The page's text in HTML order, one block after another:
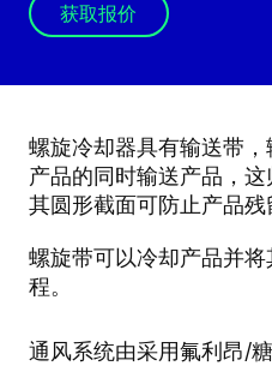
获取报价
螺旋冷却器具有输送带
产品的同时输送产品，
其圆形截面可防止产品残
螺旋带可以冷却产品并
程。
通风系统由采用氟利昂/